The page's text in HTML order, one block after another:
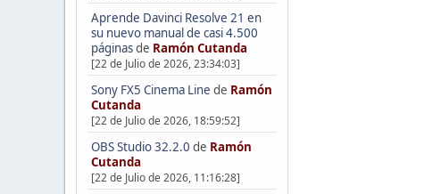
Aprende Davinci Resolve 21 en
su nuevo manual de casi 4.500
páginasde Ramón Cutanda
[22 de Julio de 2026, 23:34:03]
Sony FX5 Cinema Line de Ramón
Cutanda
[22 de Julio de 2026, 18:59:52]
OBS Studio 32.2.0 de Ramón
Cutanda
[22 de Julio de 2026, 11:16:28]